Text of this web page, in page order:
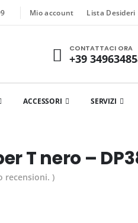
Mio account Lista Desideri
CONTATTACI ORA
+39
ACCESSORI SERVIZI
T nero –
recensioni. )